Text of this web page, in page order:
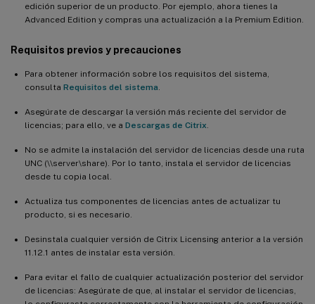
edición superior de un producto. Por ejemplo, ahora tienes la
Advanced Edition y compras una actualización a la Premium Edition.
Requisitos previos y precauciones
Para obtener información sobre los requisitos del sistema,
consulta Requisitos del sistema
Asegúrate de descargar la versión más reciente del servidor de
licencias; para ello, ve a Descargas de Citrix
No se admite la instalación del servidor de licencias desde una ruta
UNC (\\server\share). Por lo tanto, instala el servidor de licencias
desde tu copia local.
Actualiza tus componentes de licencias antes de actualizar tu
producto, si es necesario.
Desinstala cualquier versión de Citrix Licensing anterior a la versión
11.12.1 antes de instalar esta versión.
Para evitar el fallo de cualquier actualización posterior del servidor
de licencias: Asegúrate de que, al instalar el servidor de licencias,